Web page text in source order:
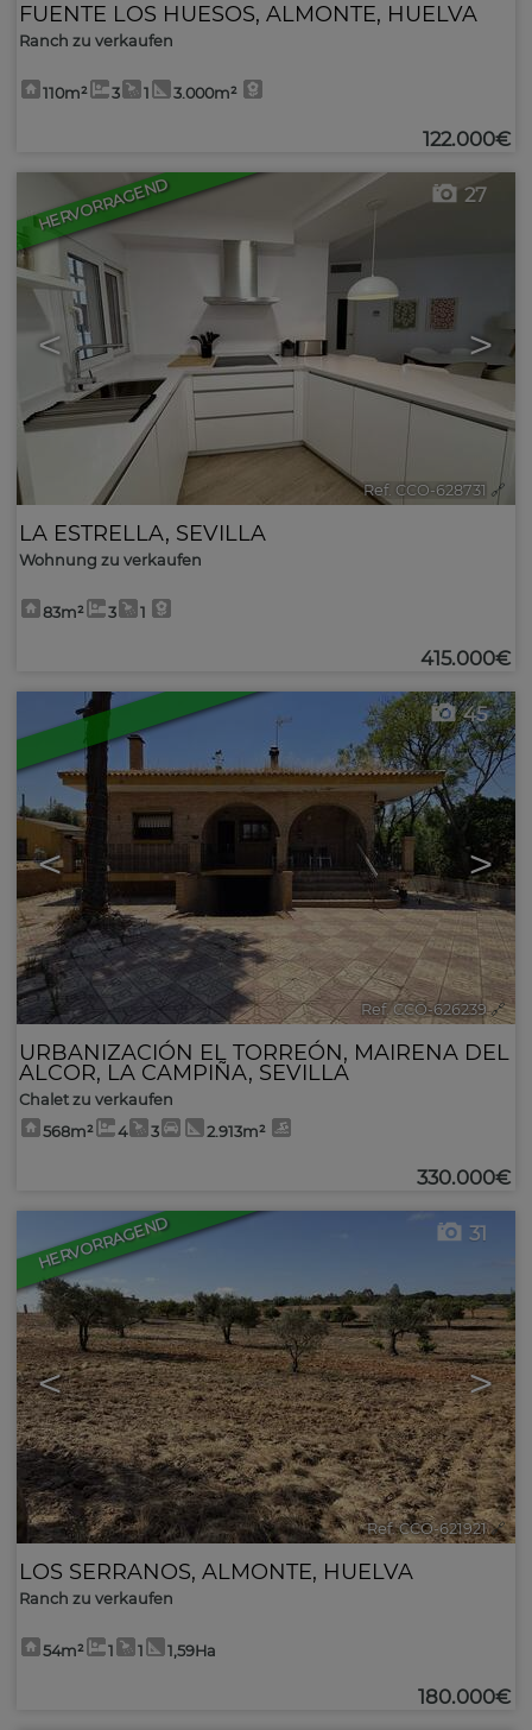
FUENTE LOS HUESOS, ALMONTE, HUELVA
Ranch zu verkaufen
110m² 3 1 3.000m²
122.000€
HERVORRAGEND
< >
27
Ref. CCO-628731 🔗
LA ESTRELLA, SEVILLA
Wohnung zu verkaufen
83m² 3 1
415.000€
< >
45
Ref. CCO-626239 🔗
URBANIZACIÓN EL TORREÓN, MAIRENA DEL
ALCOR, LA CAMPIÑA, SEVILLA
Chalet zu verkaufen
568m²
4 3 2.913m²
330.000€
HERVORRAGEND
< >
31
Ref. CCO-621921 🔗
LOS SERRANOS, ALMONTE, HUELVA
Ranch zu verkaufen
54m² 1 1 1,59Ha
180.000€